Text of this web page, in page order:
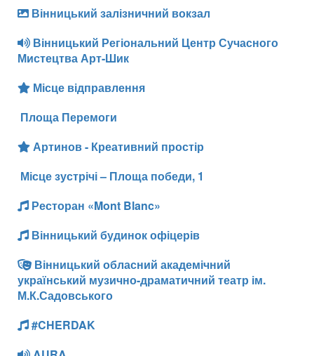
Вінницький залізничний вокзал
Вінницький Регіональний Центр Сучасного
Мистецтва Арт-Шик
Місце відправлення
Площа Перемоги
Артинов - Креативний простір
Місце зустрічі – Площа победи, 1
Ресторан «Mont Blanc»
Вінницький будинок офіцерів
Вінницький обласний академічний
український музично-драматичний театр ім.
М.К.Садовського
#CHERDAK